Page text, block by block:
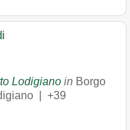
Lodigiano in Borgo
+39